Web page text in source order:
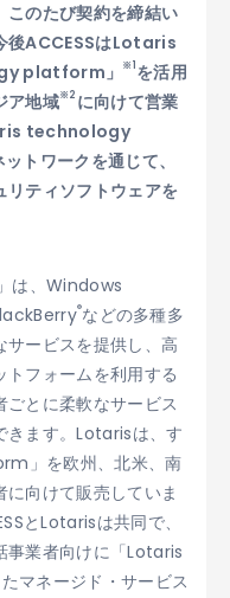
このたび契約を締結い
後ACCESSはLotaris
platform」 ※1を活用
ア地域※2 に向けて営業
technology
トワークを通じて、
リティソフトウェアを
は、Windows
®などの多種多
ービスを提供し、高
フォームを利用する
とに柔軟なサービス
きます。Lotarisは、す
」を欧州、北米、南
向けて販売していま
とLotarisは共同で、
事業者向けに「Lotaris
ネージド・サービス